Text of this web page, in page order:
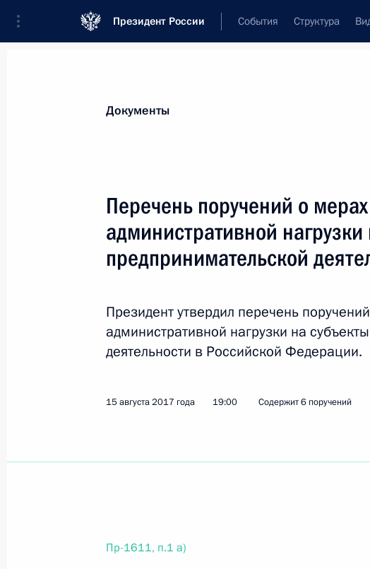
Президент России События Структура
Все поручения
Все поручения
Показать
20 сентября 2017 года, среда
Документы
Перечень поручений о
административной нагрузки
предпринимательской
Президент утвердил перечень
административной нагрузки на
деятельности в Российской Федерации.
15 августа 2017 года 19:00 Содержит 6 поручений
Пр-1611, п.1 а)